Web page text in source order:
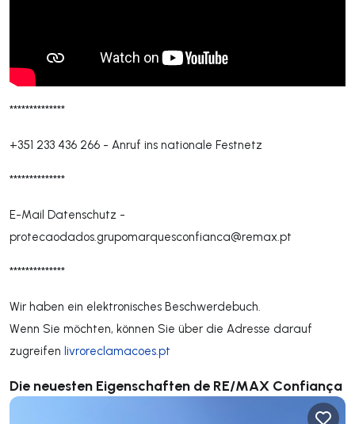
**************
+351 233 436 266 - Anruf ins nationale Festnetz
**************
E-Mail Datenschutz -
protecaodados.grupomarquesconfianca@remax.pt
**************
Wir haben ein elektronisches Beschwerdebuch.
Wenn Sie möchten, können Sie über die Adresse darauf
zugreifen livroreclamacoes.pt
Die neuesten Eigenschaften de RE/MAX Confiança